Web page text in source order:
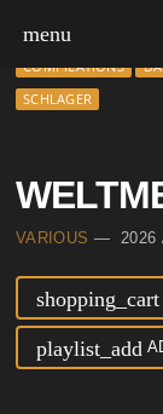
menu
COMPILATIONS
SCHLAGER
VARIOUS — 2026 /
shopping_cart
playlist_add